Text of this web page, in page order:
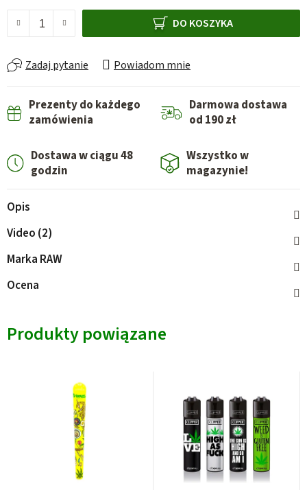
DO KOSZYKA
Zadaj pytanie Powiadom mnie
Prezenty do każdego
zamówienia
Darmowa dostawa
od 190 zł
Dostawa w ciągu 48
godzin
Wszystko w
magazynie!
Opis
Video (2)
Marka RAW
Ocena
Produkty powiązane